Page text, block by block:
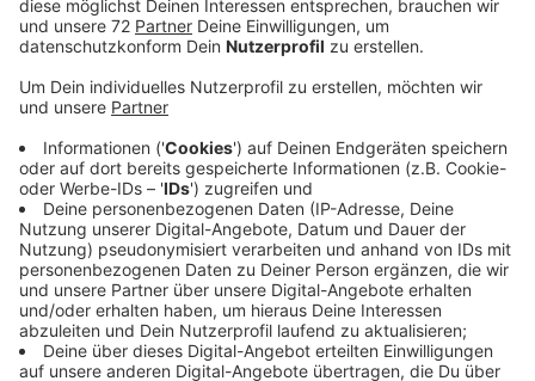
Anzeige
Sie sucht Gesundheits- und Krankenpfleger und auch
einen Facharzt für die Innere Medizin. Die
Notaufnahme in dem Krankenhaus wurde zuletzt
medizintechnisch stark aufgestockt. Dadurch ändern
sich aber auch Arbeitsabläufe. Außerdem haben sich
die Patientenzahlen in der Notaufnahme zuletzt
wieder verdoppelt. Gründe seien vermutlich, dass die
Menschen seit den Corona-Lockerungen wieder mehr
unternehmen. (Und: es trauen sich zum Glück auch